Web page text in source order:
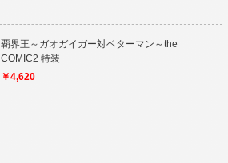
覇界王～ガオガイガー対ベターマン～the
COMIC2 特装
￥4,620